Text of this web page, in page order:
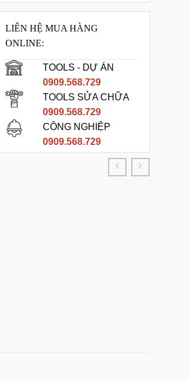
LIÊN HỆ MUA HÀNG
ONLINE:
TOOLS - DỰ ÁN
0909.568.729
TOOLS SỬA CHỮA
0909.568.729
CÔNG NGHIỆP
0909.568.729